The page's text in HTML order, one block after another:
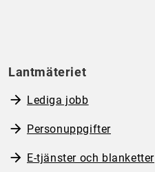
Lantmäteriet
Lediga jobb
Personuppgifter
E-tjänster och blanketter